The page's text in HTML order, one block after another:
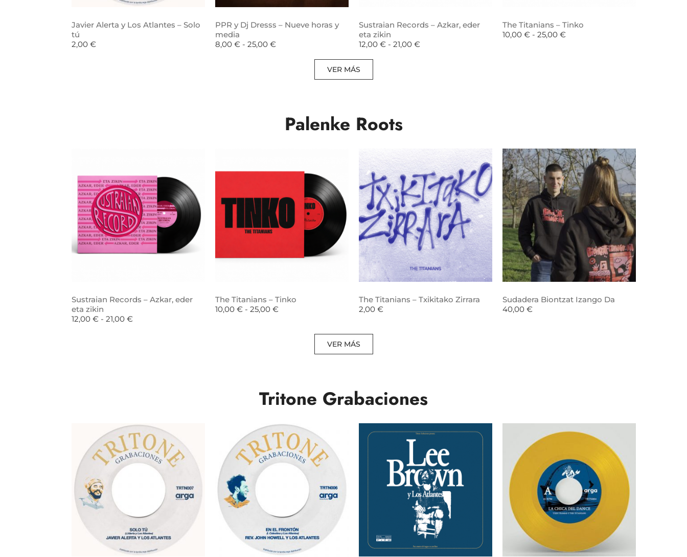
Javier Alerta y Los Atlantes – Solo
tú
2,00 €
PPR y Dj Dresss – Nueve horas y
media
8,00 € - 25,00 €
Sustraian Records – Azkar, eder
eta zikin
12,00 € - 21,00 €
The Titanians – Tinko
10,00 € - 25,00 €
VER MÁS
Palenke Roots
Sustraian Records – Azkar, eder
eta zikin
12,00 € - 21,00 €
The Titanians – Tinko
10,00 € - 25,00 €
The Titanians – Txikitako Zirrara
2,00 €
Sudadera Biontzat Izango Da
40,00 €
VER MÁS
Tritone Grabaciones